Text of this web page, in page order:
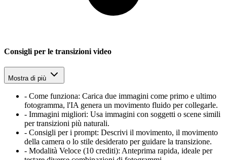
Consigli per le transizioni video
Mostra di più
- Come funziona: Carica due immagini come primo e ultimo
fotogramma, l'IA genera un movimento fluido per collegarle.
- Immagini migliori: Usa immagini con soggetti o scene simili
per transizioni più naturali.
- Consigli per i prompt: Descrivi il movimento, il movimento
della camera o lo stile desiderato per guidare la transizione.
- Modalità Veloce (10 crediti): Anteprima rapida, ideale per